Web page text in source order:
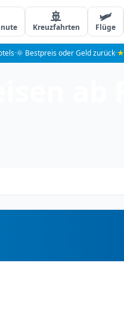
🚢
Kreuzfahrten
🛩️
Flüge
·🌞 Bestpreis oder Geld zurück·★